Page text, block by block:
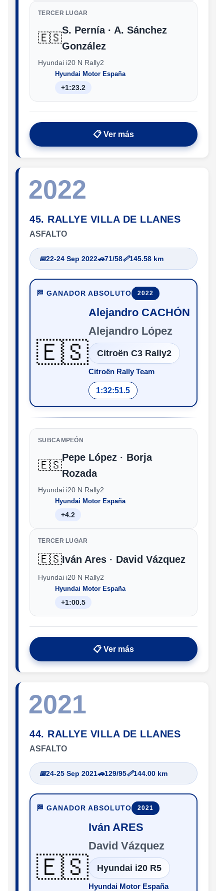
TERCER LUGAR
🇪🇸
S. Pernía · A. Sánchez
González
Hyundai i20 N Rally2
Hyundai Motor España
+1:23.2
📋 Ver más
2022
45. RALLYE VILLA DE LLANES
ASFALTO
📅22-24 Sep 2022🚗71/58📏145.58 km
🏁 GANADOR ABSOLUTO 2022
🇪🇸
Alejandro CACHÓN
Alejandro López
Citroën C3 Rally2
Citroën Rally Team
1:32:51.5
SUBCAMPEÓN
🇪🇸
Pepe López · Borja
Rozada
Hyundai i20 N Rally2
Hyundai Motor España
+4.2
TERCER LUGAR
🇪🇸Iván Ares · David Vázquez
Hyundai i20 N Rally2
Hyundai Motor España
+1:00.5
📋 Ver más
2021
44. RALLYE VILLA DE LLANES
ASFALTO
📅24-25 Sep 2021🚗129/95📏144.00 km
🏁 GANADOR ABSOLUTO 2021
🇪🇸
Iván ARES
David Vázquez
Hyundai i20 R5
Hyundai Motor España